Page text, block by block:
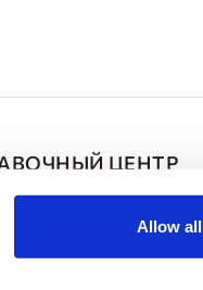
Allow all
ЦЕНТР